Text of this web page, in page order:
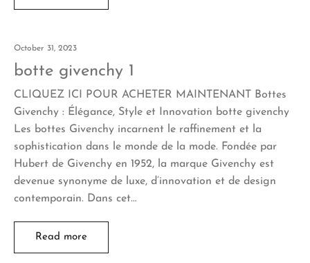
October 31, 2023
botte givenchy 1
CLIQUEZ ICI POUR ACHETER MAINTENANT Bottes
Givenchy : Élégance, Style et Innovation botte givenchy
Les bottes Givenchy incarnent le raffinement et la
sophistication dans le monde de la mode. Fondée par
Hubert de Givenchy en 1952, la marque Givenchy est
devenue synonyme de luxe, d’innovation et de design
contemporain. Dans cet…
Read more